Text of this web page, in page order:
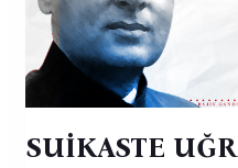
SUİKASTE